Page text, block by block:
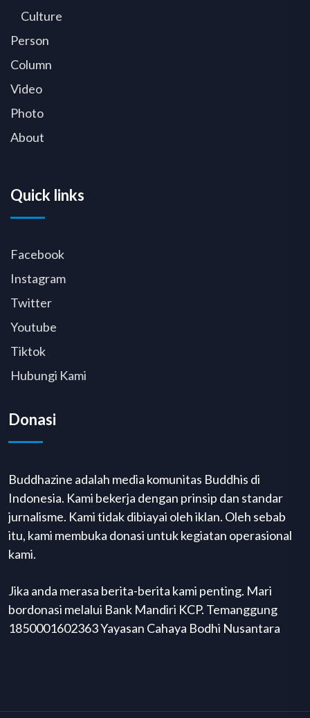
Culture
Person
Column
Video
Photo
About
Quick links
Facebook
Instagram
Twitter
Youtube
Tiktok
Hubungi Kami
Donasi
Buddhazine adalah media komunitas Buddhis di
Indonesia. Kami bekerja dengan prinsip dan standar
jurnalisme. Kami tidak dibiayai oleh iklan. Oleh sebab
itu, kami membuka donasi untuk kegiatan operasional
kami.
Jika anda merasa berita-berita kami penting. Mari
bordonasi melalui Bank Mandiri KCP. Temanggung
1850001602363 Yayasan Cahaya Bodhi Nusantara